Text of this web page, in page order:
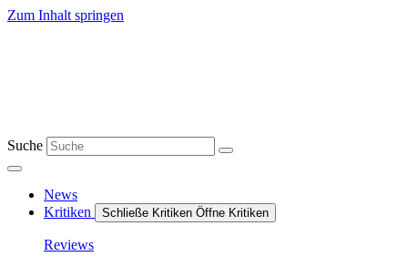
Zum Inhalt springen
Suche
News
Kritiken
Schließe Kritiken Öffne Kritiken
Reviews